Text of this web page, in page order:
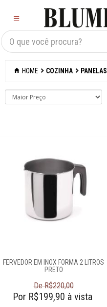
☰
Criar Lista×
Organização
Acessórios para
Acessórios para
organizar
Acessórios para
Linha infantil
HOME COZINHA PANELAS
FERVEDOR EM INOX FORMA 2 LITROS
PRETO
De R$220,00
Por R$199,90 à vista